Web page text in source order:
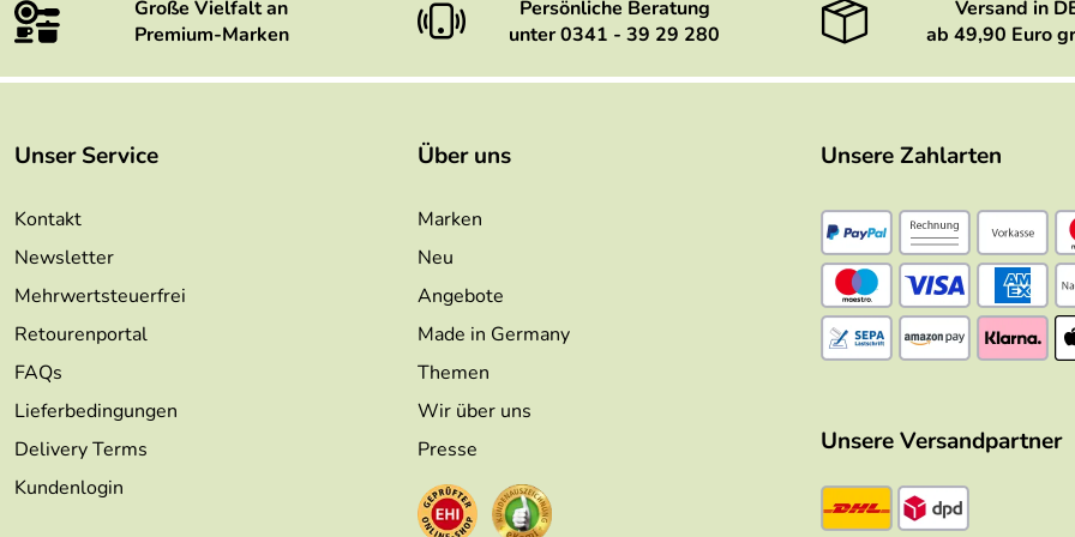
Große Vielfalt an
Premium-Marken
Persönliche Beratung
unter 0341 - 39 29 280
Versand in
ab 49,90 Euro
Unser Service
Kontakt
Newsletter
Mehrwertsteuerfrei
Retourenportal
FAQs
Lieferbedingungen
Delivery Terms
Kundenlogin
Über uns
Marken
Neu
Angebote
Made in Germany
Themen
Wir über uns
Presse
Unsere Zahlarten
Unsere Versandpartner